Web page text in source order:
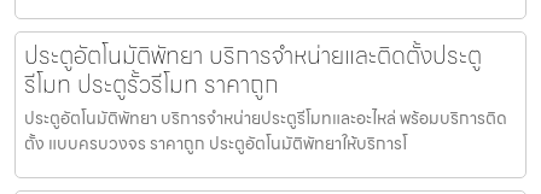
ประตูอัตโนมัติพัทยา บริการจำหน่ายและติดตั้งประตู
รีโมท ประตูรั้วรีโมท ราคาถูก
ประตูอัตโนมัติพัทยา บริการจำหน่ายประตูรีโมทและอะไหล่ พร้อมบริการติด
ตั้ง แบบครบวงจร ราคาถูก ประตูอัตโนมัติพัทยาให้บริการโ